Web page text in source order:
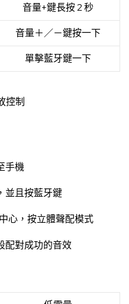
音量+鍵長按 2 秒
音量＋／－鍵按一下
單擊藍牙鍵一下
控制
手機
並且按藍牙鍵
心，按立體聲配模式
配對成功的音效